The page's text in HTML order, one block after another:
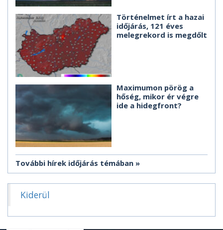
Történelmet írt a hazai
időjárás, 121 éves
melegrekord is megdőlt
Maximumon pörög a
hőség, mikor ér végre
ide a hidegfront?
További hírek időjárás témában
Kiderül